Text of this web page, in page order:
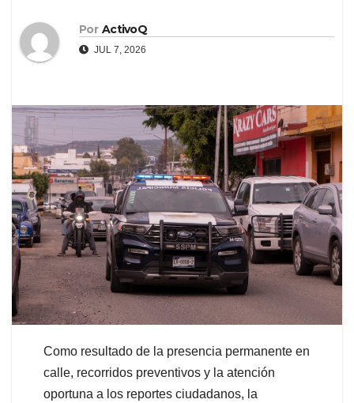
Por ActivoQ
JUL 7, 2026
Como resultado de la presencia permanente en
calle, recorridos preventivos y la atención
oportuna a los reportes ciudadanos, la